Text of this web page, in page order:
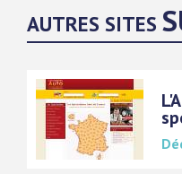
AUTRES SITES